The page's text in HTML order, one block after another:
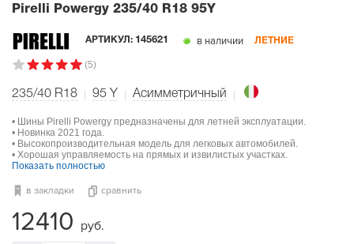
Pirelli Powergy 235/40 R18 95Y
АРТИКУЛ: 145621 в наличии ЛЕТНИЕ
(5)
235/40 R18 95 Y Асимметричный
• Шины Pirelli Powergy предназначены для летней эксплуатации.
• Новинка 2021 года.
• Высокопроизводительная модель для легковых автомобилей.
• Хорошая управляемость на прямых и извилистых участках.
Показать полностью
в закладки сравнить
12410 руб.